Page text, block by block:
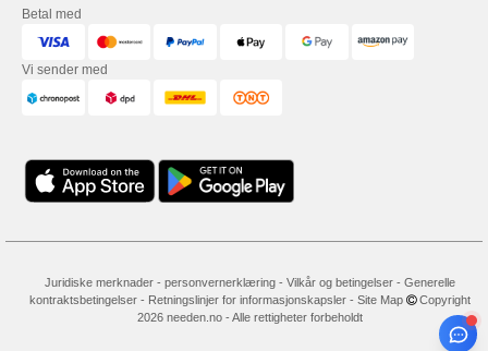
Betal med
Vi sender med
Juridiske merknader- personvernerklæring- Vilkår og betingelser- Generelle
kontraktsbetingelser- Retningslinjer for informasjonskapsler- Site Map
Copyright
2026 needen.no - Alle rettigheter forbeholdt